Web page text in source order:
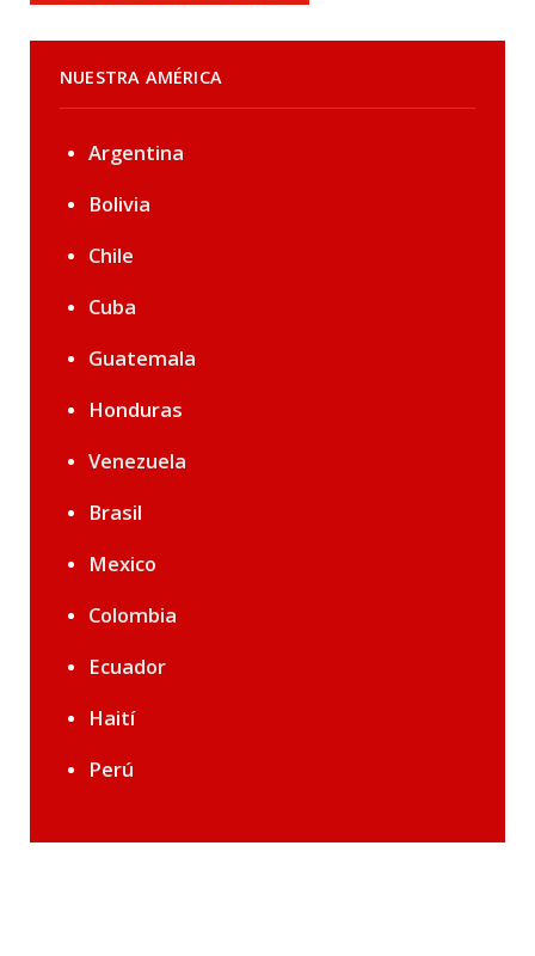
NUESTRA AMÉRICA
Argentina
Bolivia
Chile
Cuba
Guatemala
Honduras
Venezuela
Brasil
Mexico
Colombia
Ecuador
Haití
Perú